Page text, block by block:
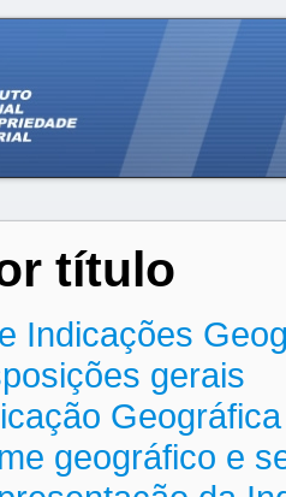
título
Indicações
gerais
geográfico e